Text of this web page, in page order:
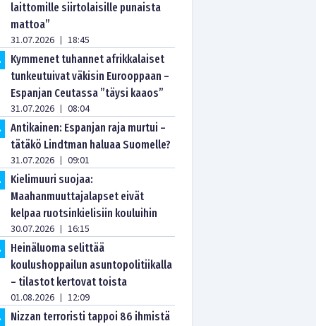
laittomille siirtolaisille punaista
mattoa”
31.07.2026 | 18:45
.
Kymmenet tuhannet afrikkalaiset
tunkeutuivat väkisin Eurooppaan –
Espanjan Ceutassa ”täysi kaaos”
31.07.2026 | 08:04
Antikainen: Espanjan raja murtui –
tätäkö Lindtman haluaa Suomelle?
31.07.2026 | 09:01
Kielimuuri suojaa:
Maahanmuuttajalapset eivät
kelpaa ruotsinkielisiin kouluihin
30.07.2026 | 16:15
Heinäluoma selittää
koulushoppailun asuntopolitiikalla
– tilastot kertovat toista
01.08.2026 | 12:09
Nizzan terroristi tappoi 86 ihmistä